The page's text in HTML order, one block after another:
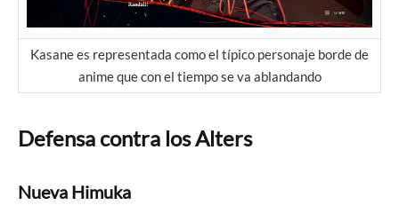
Kasane es representada como el típico personaje borde de
anime que con el tiempo se va ablandando
Defensa contra los Alters
Nueva Himuka